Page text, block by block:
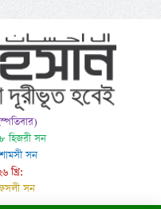
হিজরী সন
সন
খ্রি:
সন